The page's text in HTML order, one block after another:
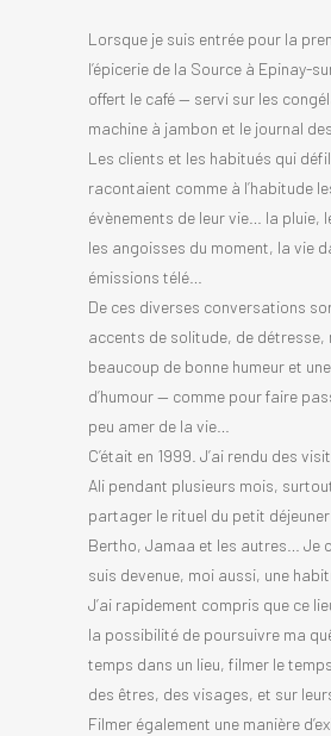
Lorsque je suis entrée pour la
l’épicerie de la Source à Epinay-
offert le café — servi sur les
machine à jambon et le journal
Les clients et les habitués qui
racontaient comme à l’habitude
évènements de leur vie… la pluie,
les angoisses du moment, la vie
émissions télé…
De ces diverses conversations
accents de solitude, de détresse,
beaucoup de bonne humeur et
d’humour — comme pour faire
peu amer de la vie…
C’était en 1999. J’ai rendu des
Ali pendant plusieurs mois,
partager le rituel du petit
Bertho, Jamaa et les autres… Je
suis devenue, moi aussi, une
J’ai rapidement compris que ce
la possibilité de poursuivre ma
temps dans un lieu, filmer le
des êtres, des visages, et sur
Filmer également une manière